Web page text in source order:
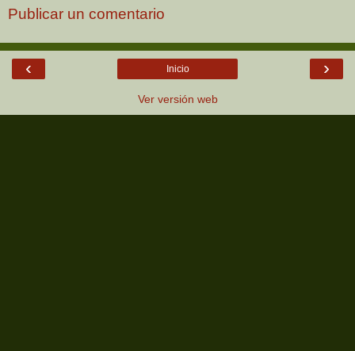
Publicar un comentario
‹ ›
Inicio
Ver versión web